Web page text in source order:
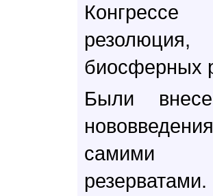
биосферных
Были
самими